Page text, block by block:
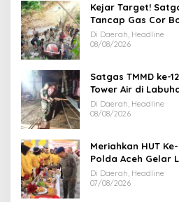
Kejar Target!
Tancap Gas Cor
Di Daerah, Headline
08/08/2026
Satgas TMMD ke-
Tower Air di
Di Daerah, Headline
08/08/2026
Meriahkan HUT
Polda Aceh Gelar
Goreng dan Aneka
Di Daerah, Headline
07/08/2026